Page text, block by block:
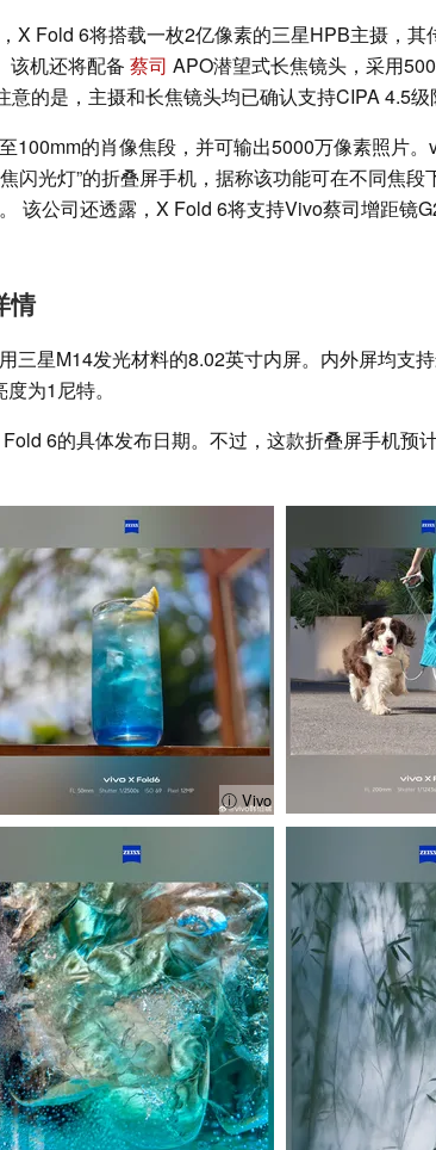
，X Fold 6将搭载一枚2亿像素的三星HPB主摄，其
该机还将配备 蔡司 APO潜望式长焦镜头，采用
的是，主摄和长焦镜头均已确认支持CIPA 4.5级
100mm的肖像焦段，并可输出5000万像素照片。
闪光灯”的折叠屏手机，据称该功能可在不同焦段
该公司还透露，X Fold 6将支持Vivo蔡司增距镜
情
三星M14发光材料的8.02英寸内屏。内外屏均支
为1尼特。
6的具体发布日期。不过，这款折叠屏手机预
ⓘ Vivo